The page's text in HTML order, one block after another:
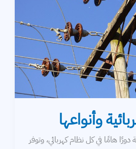
وأنواعها
دورًا هامًا في كل نظام كهربائي، وتوفر